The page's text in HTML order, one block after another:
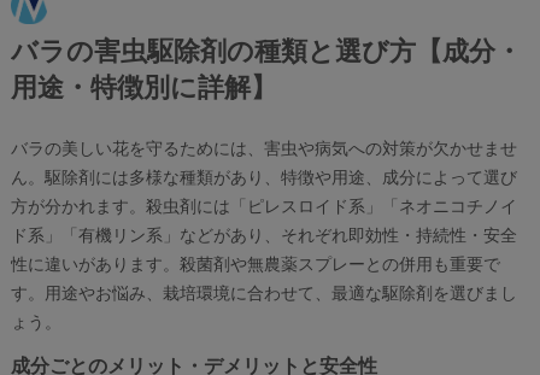
バラの害虫駆除剤の種類と選び方【成分・
用途・特徴別に詳解】
バラの美しい花を守るためには、害虫や病気への対策が欠かせませ
ん。駆除剤には多様な種類があり、特徴や用途、成分によって選び
方が分かれます。殺虫剤には「ピレスロイド系」「ネオニコチノイ
ド系」「有機リン系」などがあり、それぞれ即効性・持続性・安全
性に違いがあります。殺菌剤や無農薬スプレーとの併用も重要で
す。用途やお悩み、栽培環境に合わせて、最適な駆除剤を選びまし
ょう。
成分ごとのメリット・デメリットと安全性